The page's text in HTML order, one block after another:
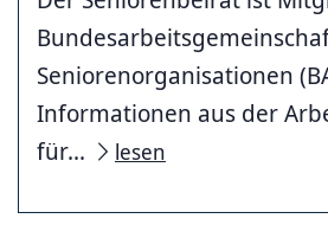
Seniorenorganisationen
Informationen aus der
für...
lesen